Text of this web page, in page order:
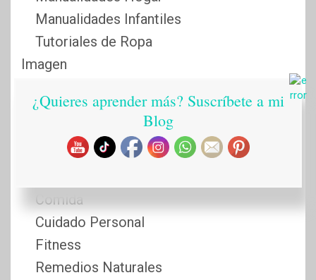
Manualidades Infantiles
Tutoriales de Ropa
Imagen
Cuidado y Belleza, Productos de Estética
Ropa y Complementos de Moda
Mi canal de YouTube
Sabias que…
Comida
Cuidado Personal
Fitness
Remedios Naturales
¿Quieres aprender más? Suscríbete a mi
Blog